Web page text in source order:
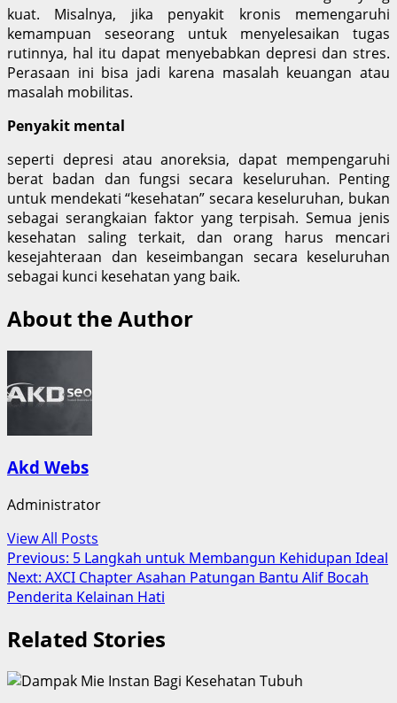
kuat. Misalnya, jika penyakit kronis memengaruhi
kemampuan seseorang untuk menyelesaikan tugas
rutinnya, hal itu dapat menyebabkan depresi dan stres.
Perasaan ini bisa jadi karena masalah keuangan atau
masalah mobilitas.
Penyakit mental
seperti depresi atau anoreksia, dapat mempengaruhi
berat badan dan fungsi secara keseluruhan. Penting
untuk mendekati “kesehatan” secara keseluruhan, bukan
sebagai serangkaian faktor yang terpisah. Semua jenis
kesehatan saling terkait, dan orang harus mencari
kesejahteraan dan keseimbangan secara keseluruhan
sebagai kunci kesehatan yang baik.
About the Author
Akd Webs
Administrator
View All Posts
Post
navigation
Previous: 5 Langkah untuk Membangun Kehidupan Ideal
Next: AXCI Chapter Asahan Patungan Bantu Alif Bocah
Penderita Kelainan Hati
Related Stories